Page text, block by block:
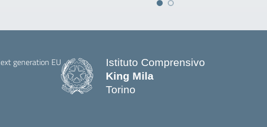
Istituto Comprensivo
King Mila
Torino